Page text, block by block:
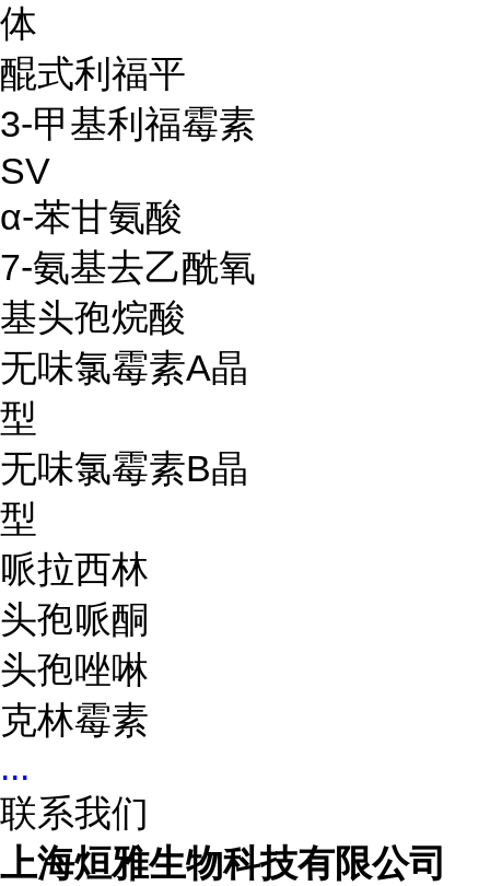
体
醌式利福平
3-甲基利福霉素
SV
α-苯甘氨酸
7-氨基去乙酰氧
基头孢烷酸
无味氯霉素A晶
型
无味氯霉素B晶
型
哌拉西林
头孢哌酮
头孢唑啉
克林霉素
...
联系我们
上海烜雅生物科技有限公司